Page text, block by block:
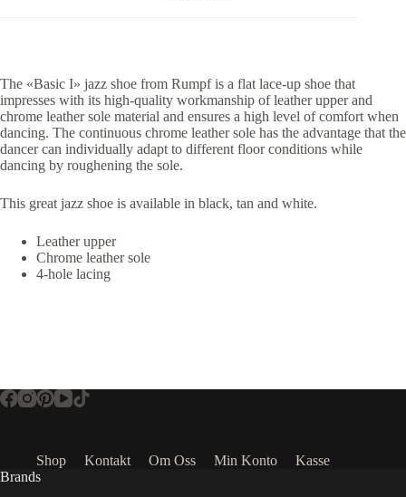
The «Basic I» jazz shoe from Rumpf is a flat lace-up shoe that
impresses with its high-quality workmanship of leather upper and
chrome leather sole material and ensures a high level of comfort when
dancing. The continuous chrome leather sole has the advantage that the
dancer can individually adapt to different floor conditions while
dancing by roughening the sole.
This great jazz shoe is available in black, tan and white.
Leather upper
Chrome leather sole
4-hole lacing
Shop Kontakt Om Oss Min Konto
Kasse
Brands